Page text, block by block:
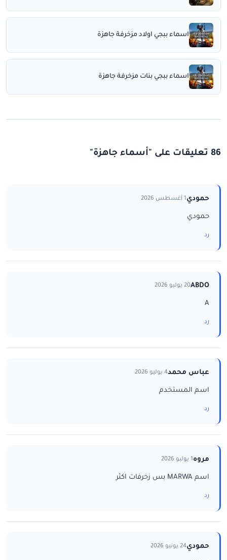
اسماء ببجي اولاد مزخرفة جاهزة
اسماء ببجي بنات مزخرفة جاهزة
86 تعليقات على "أسماء جاهزة"
حمودي1 أغسطس 2026
حمودي
رد
ABDO20 يوليو 2026
A
رد
عباس محمد4 يوليو 2026
اسم المستخدم
رد
مروه1 يوليو 2026
اسم MARWA بس زخرفات اكثر
رد
حمودي24 يونيو 2026